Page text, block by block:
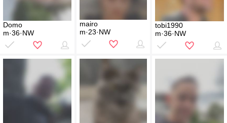
Domo
m·36·NW
mairo
m·23·NW
tobi1990
m·36·NW